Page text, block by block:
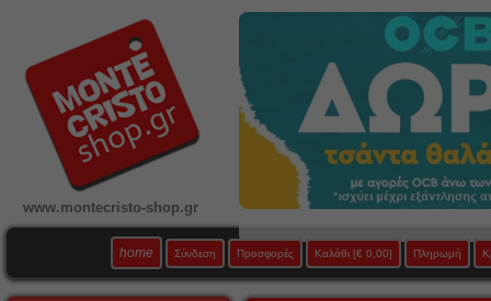
www.montecristo-shop.gr
home Σύνδεση Προσφορές Καλάθι [€ 0,00] Πληρωμή